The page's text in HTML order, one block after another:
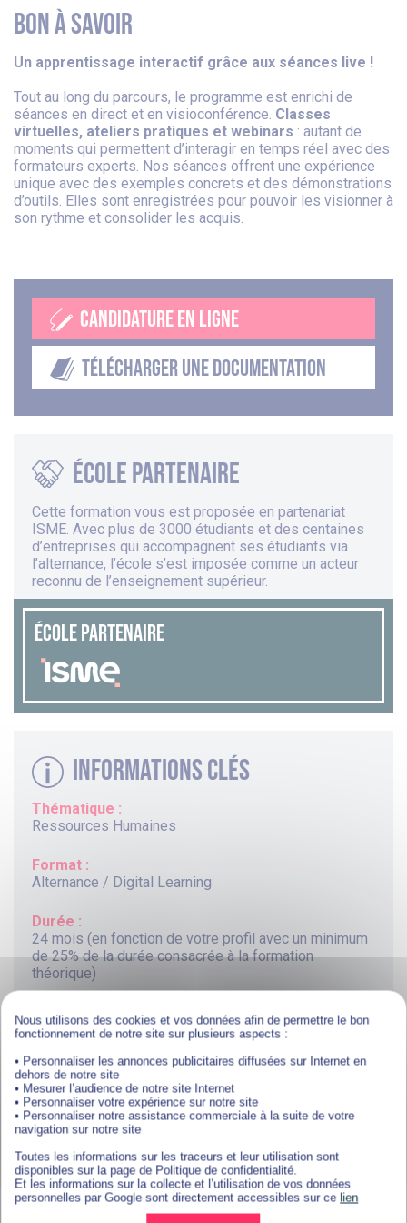
Bon à savoir
Un apprentissage interactif grâce aux séances live !
Tout au long du parcours, le programme est enrichi de
séances en direct et en visioconférence. Classes
virtuelles, ateliers pratiques et webinars : autant de
moments qui permettent d’interagir en temps réel avec des
formateurs experts. Nos séances offrent une expérience
unique avec des exemples concrets et des démonstrations
d’outils. Elles sont enregistrées pour pouvoir les visionner à
son rythme et consolider les acquis.
CANDIDATURE EN LIGNE
TÉLÉCHARGER UNE DOCUMENTATION
école partenaire
Cette formation vous est proposée en partenariat
ISME. Avec plus de 3000 étudiants et des centaines
d’entreprises qui accompagnent ses étudiants via
l’alternance, l’école s’est imposée comme un acteur
reconnu de l’enseignement supérieur.
ÉCOLE PARTENAIRE
Informations clés
Thématique :
Ressources Humaines
Format :
Alternance / Digital Learning
Durée :
24 mois (en fonction de votre profil avec un minimum
de 25% de la durée consacrée à la formation
théorique)
Niveau :
Niveau 7 (équivalent bac +5)
LES RDV RH
LES SÉANCES LIVE QUI PROPULSENT VOTRE
FORMATION !
Nous utilisons des cookies et vos données afin de permettre le bon
fonctionnement de notre site sur plusieurs aspects :
• Personnaliser les annonces publicitaires diffusées sur Internet en
dehors de notre site
• Mesurer l’audience de notre site Internet
• Personnaliser votre expérience sur notre site
• Personnaliser notre assistance commerciale à la suite de votre
navigation sur notre site
Toutes les informations sur les traceurs et leur utilisation sont
disponibles sur la page de Politique de confidentialité.
Et les informations sur la collecte et l’utilisation de vos données
personnelles par Google sont directement accessibles sur ce lien